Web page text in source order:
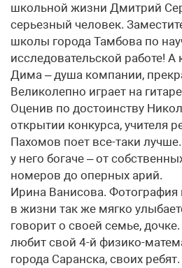
школьной жизни Дмитрий
серьезный человек.
школы города Тамбова по
исследовательской работе! А
Дима – душа компании,
Великолепно играет на
Оценив по достоинству
открытии конкурса, учителя
Пахомов поет все-таки
у него богаче – от
номеров до оперных арий.
Ирина Ванисова. Фотография
в жизни так же мягко
говорит о своей семье,
любит свой 4-й физико-
города Саранска, своих